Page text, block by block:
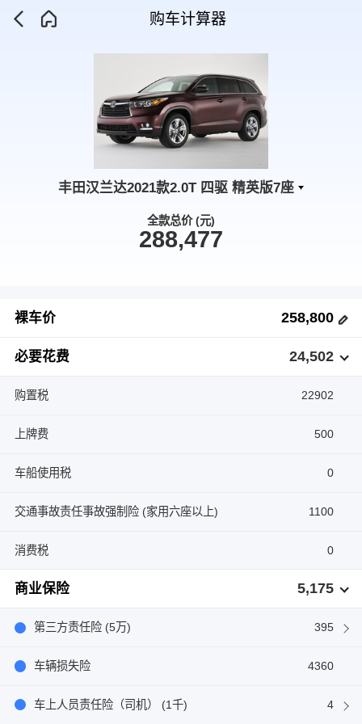
购车计算器
丰田汉兰达2021款2.0T 四驱 精英版7座
全款总价 (元)
288,477
裸车价 258,800
必要花费 24,502
购置税 22902
上牌费 500
车船使用税 0
交通事故责任事故强制险 (家用六座以上) 1100
消费税 0
商业保险 5,175
第三方责任险 (5万) 395
车辆损失险 4360
车上人员责任险（司机） (1千) 4